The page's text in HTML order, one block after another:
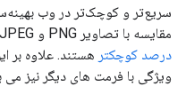
مقایسه با تصاویر PNG و JPEG با کیفیت بصری معادل حدود
درصد کوچکتر
ویژگی با فرمت های دیگر نیز می